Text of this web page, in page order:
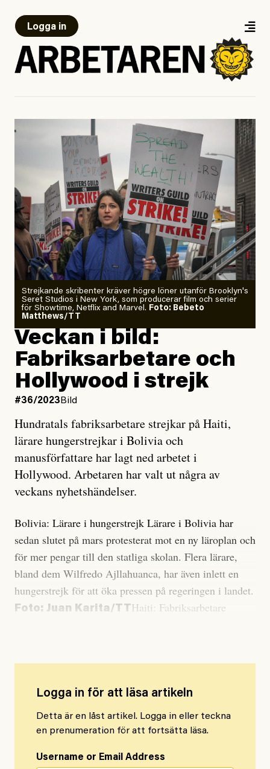
Logga in
Strejkande skribenter kräver högre löner utanför Brooklyn's
Seret Studios i New York, som producerar film och serier
för Showtime, Netflix and Marvel. Foto: Bebeto
Matthews/TT
Veckan i bild:
Fabriksarbetare och
Hollywood i strejk
#36/2023 Bild
Hundratals fabriksarbetare strejkar på Haiti,
lärare hungerstrejkar i Bolivia och
manusförfattare har lagt ned arbetet i
Hollywood. Arbetaren har valt ut några av
veckans nyhetshändelser.
Bolivia: Lärare i hungerstrejk Lärare i Bolivia har
sedan slutet på mars protesterat mot en ny läroplan och
för mer pengar till den statliga skolan. Flera lärare,
bland dem Wilfredo Ajllahuanca, har även inlett en
hungerstrejk för att öka pressen på regeringen i landet.
Foto: Juan Karita/TT Haiti: Fabriksarbetare
Logga in för att läsa artikeln
Detta är en låst artikel. Logga in eller teckna
en prenumeration för att fortsätta läsa.
Username or Email Address